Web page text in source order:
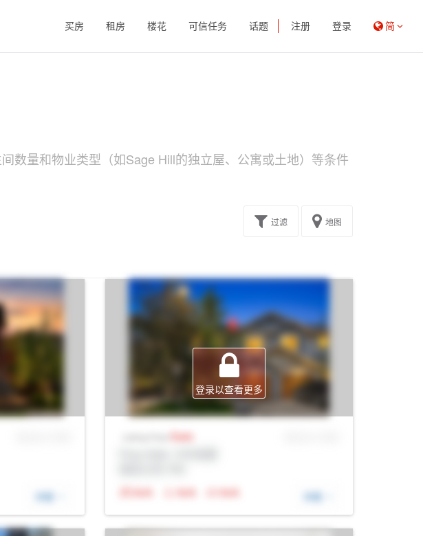
买房 租房 楼花 可信任务 话题 注册 登录 简
数量和物业类型（如Sage Hill的独立屋、公寓或土地）等条件
过滤 地图
详细
登录以查看更多
Sale
N/A
N/A N/A 详细